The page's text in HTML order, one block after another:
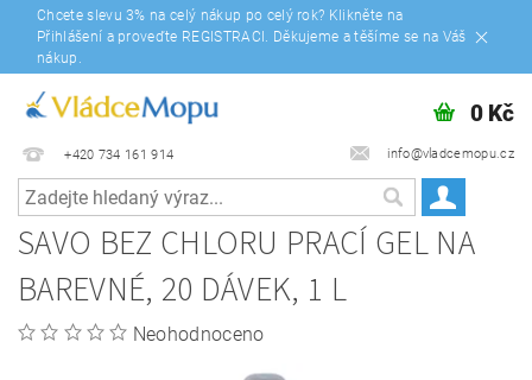
Chcete slevu 3% na celý nákup po celý rok? Klikněte na
Přihlášení a proveďte REGISTRACI. Děkujeme a těšíme se na Váš
nákup.
+420 734 161 914 info@vladcemopu.cz
0 Kč
SAVO BEZ CHLORU PRACÍ GEL NA
BAREVNÉ, 20 DÁVEK, 1 L
Neohodnoceno